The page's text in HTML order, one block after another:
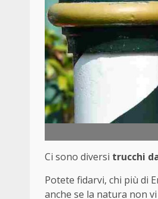
Ci sono diversi trucchi
Potete fidarvi, chi più di
anche se la natura non